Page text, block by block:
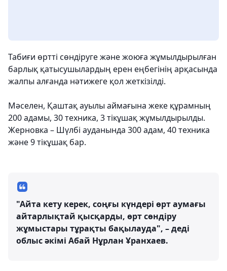
Табиғи өртті сөндіруге және жоюға жұмылдырылған
барлық қатысушылардың ерен еңбегінің арқасында
жалпы алғанда нәтижеге қол жеткізілді.
Мәселен, Қаштақ ауылы аймағына жеке құрамның
200 адамы, 30 техника, 3 тікұшақ жұмылдырылды.
Жерновка – Шүлбі ауданында 300 адам, 40 техника
және 9 тікұшақ бар.
"Айта кету керек, соңғы күндері өрт аумағы
айтарлықтай қысқарды, өрт сөндіру
жұмыстары тұрақты бақылауда", – деді
облыс әкімі Абай Нұрлан Ұранхаев.